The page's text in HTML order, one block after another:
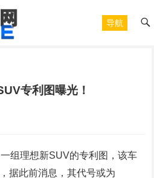
导航
专利图曝光！
组理想新SUV的专利图，该车
据此前消息，其代号或为